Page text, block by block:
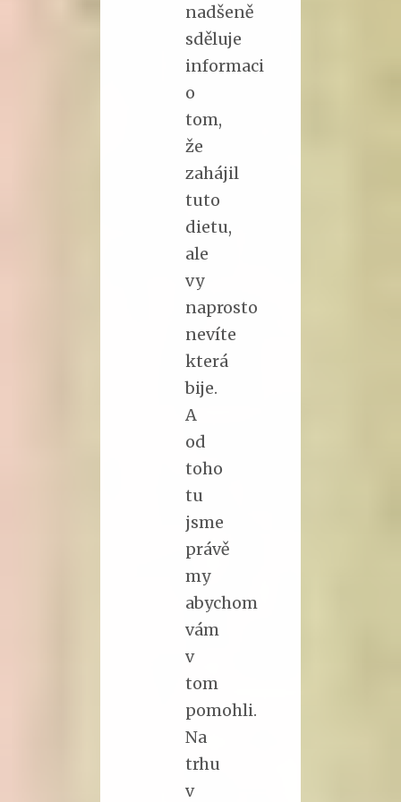
nadšeně
sděluje
informaci
o
tom,
že
zahájil
tuto
dietu,
ale
vy
naprosto
nevíte
která
bije.
A
od
toho
tu
jsme
právě
my
abychom
vám
v
tom
pomohli.
Na
trhu
v